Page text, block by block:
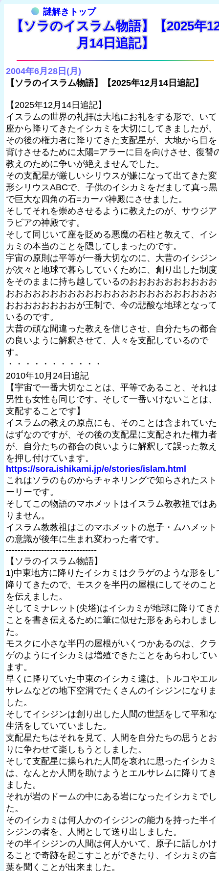
謎解きトップ
【ソラのイスラム物語】【2025年
月14日追記】
2004年6月28日(月)
【ソラのイスラム物語】【2025年12月14日追記】
【2025年12月14日追記】
イスラムの世界の礼拝は大地にお礼をする形で、いて
座から降りてきたイシカミを大切にしてきましたが、
その後の権力者に降りてきた支配星が、大地から目を
背けさせるために太陽=アラーに目を向けさせ、復讐
教えのために争いが絶えませんでした。
その支配星が厳しいシリウスが嫌になって出てきた変
形シリウスABCで、子供のイシカミをだまして真っ黒
で巨大な四角の石=カーバ神殿にさせました。
そしてそれを崇めさせるように教えたのが、サウジア
ラビアの神殿です。
そして同じいて座を貶める悪魔の石柱と教えて、イシ
カミの本当のことを隠してしまったのです。
宇宙の原則は平等が一番大切なのに、大昔のイシジン
が次々と地球で暮らしていくために、創り出した制度
をそのままに持ち越しているのおおおおおおおおおお
おおおおおおおおおおおおおおおおおおおおおおおお
おおおおおおおおが王制で、今の悲酸な地球となって
いるのです。
大昔の頑な間違った教えを信じさせ、自分たちの都合
の良いように解釈させて、人々を支配しているので
す。
・・・・・・・・・・・
2010年10月24日追記
【宇宙で一番大切なことは、平等であること、それは
男性も女性も同じです。そして一番いけないことは、
支配することです】
イスラムの教えの原点にも、そのことは含まれていた
はずなのですが、その後の支配星に支配された権力者
が、自分たちの都合の良いように解釈して誤った教え
を押し付けています。
https://sora.ishikami.jp/e/stories/islam.html
これはソラのものからチャネリングで知らされたスト
ーリーです。
そしてこの物語のマホメットはイスラム教教祖ではあ
りません。
イスラム教教祖はこのマホメットの息子・ムハメット
の意識が後年に生まれ変わった者です。
-------------------------------
【ソラのイスラム物語】
1)中東地方に降りたイシカミはクラゲのような形をし
降りてきたので、モスクを半円の屋根にしてそのこと
を伝えました。
そしてミナレット(尖塔)はイシカミが地球に降りてき
ことを書き伝えるために筆に似せた形をあらわしまし
た。
モスクに小さな半円の屋根がいくつかあるのは、クラ
ゲのようにイシカミは増殖できたことをあらわしてい
ます。
早くに降りていた中東のイシカミ達は、トルコやエル
サレムなどの地下空洞でたくさんのイシジンになりま
した。
そしてイシジンは創り出した人間の世話をして平和な
生活をしていていました。
支配星たちはそれを見て、人間を自分たちの思うとお
りに争わせて楽しもうとしました。
そして支配星に操られた人間を哀れに思ったイシカミ
は、なんとか人間を助けようとエルサレムに降りてき
ました。
それが岩のドームの中にある岩になったイシカミでし
た。
そのイシカミは何人かのイシジンの能力を持った半イ
シジンの者を、人間として送り出しました。
その半イシジンの人間は何人かいて、原子に話しかけ
ることで奇跡を起こすことができたり、イシカミの言
葉を聞くことが出来ました。